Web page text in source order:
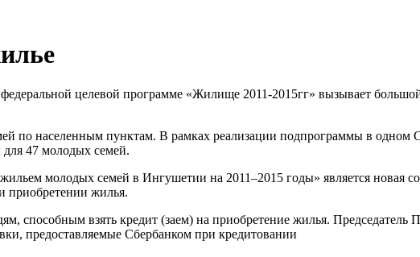
целевой программе «Жилище 2011-2015гг» вызывает
по населенным пунктам. В рамках реализации подпрограммы в одном
47 молодых семей.
молодых семей в Ингушетии на 2011–2015 годы» является новая
приобретении жилья.
способным взять кредит (заем) на приобретение жилья. Председатель
предоставляемые Сбербанком при кредитовании